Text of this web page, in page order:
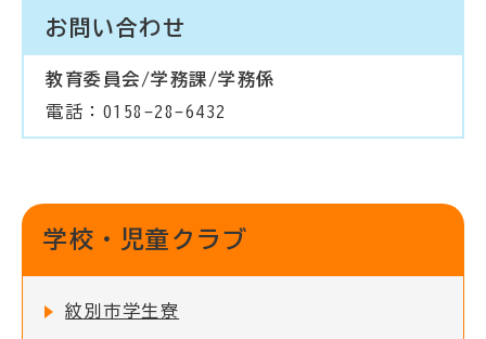
お問い合わせ
教育委員会/学務課/学務係
電話：0158-28-6432
学校・児童クラブ
紋別市学生寮